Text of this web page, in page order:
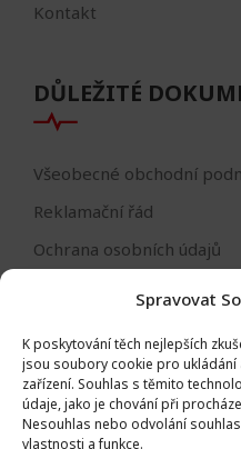
Spravovat
K poskytování těch nejlepších
jsou soubory cookie pro
zařízení. Souhlas s těmito
údaje, jako je chování při
Nesouhlas nebo odvolání
vlastnosti a funkce.
Kontakt
DŮLEŽITÉ
Všeobecné obchodní
Reklamační řád
Ochrana osobních údajů
Formulář - odstoupení od
Odstoupení od smlouvy